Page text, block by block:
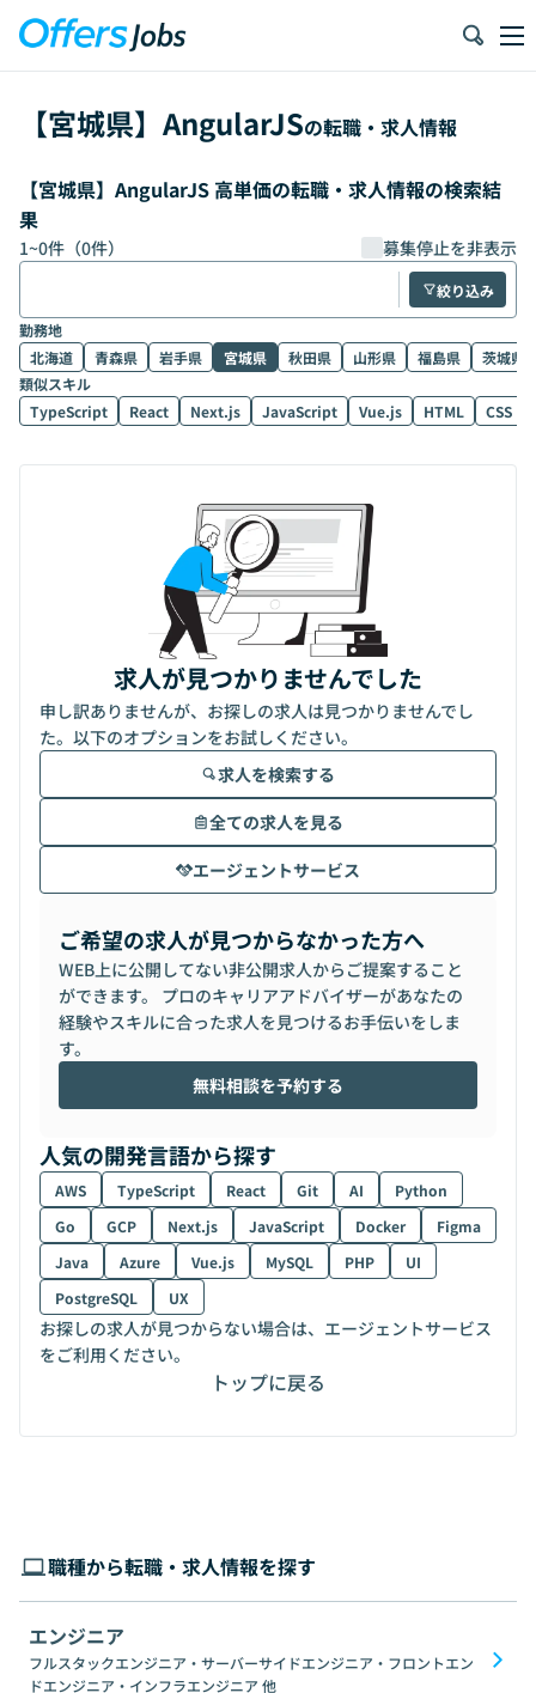
【宮城県】 AngularJSの転職・求人情報
【宮城県】AngularJS 高単価の転職・求人情報の検索結
果
1~0件（0件） 募集停止を非表示
絞り込み
勤務地
北海道
青森県 岩手県 宮城県 秋田県 山形県 福島県
茨城県
類似スキル
TypeScript
React Next.js JavaScript Vue.js HTML CSS
求人が見つかりませんでした
申し訳ありませんが、お探しの求人は見つかりませんでし
た。以下のオプションをお試しください。
求人を検索する
全ての求人を見る
エージェントサービス
ご希望の求人が見つからなかった方へ
WEB上に公開してない非公開求人からご提案すること
ができます。 プロのキャリアアドバイザーがあなたの
経験やスキルに合った求人を見つけるお手伝いをしま
す。
無料相談を予約する
人気の開発言語から探す
AWS TypeScript React Git AI
Python
Go
GCP Next.js JavaScript Docker
Figma
Java
Azure Vue.js MySQL PHP
UI
PostgreSQL
UX
お探しの求人が見つからない場合は、エージェントサービス
をご利用ください。
トップに戻る
職種から転職・求人情報を探す
エンジニア
フルスタックエンジニア・サーバーサイドエンジニア・フロントエン
ドエンジニア・インフラエンジニア 他